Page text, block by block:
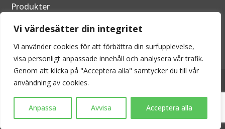
Vi värdesätter din integritet
Vi använder cookies för att förbättra din surfupplevelse,
visa personligt anpassade innehåll och analysera vår trafik.
Genom att klicka på "Acceptera alla" samtycker du till vår
användning av cookies.
Anpassa Avvisa Acceptera alla
Produkter
Kontakta oss
2026 © EPECON AB - Alla rättigheter förbehållna. Kopiering